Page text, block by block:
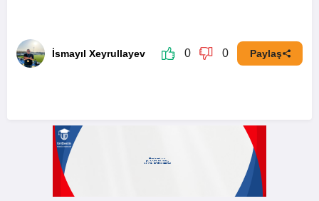
İsmayıl Xeyrullayev 0 0 Paylaş